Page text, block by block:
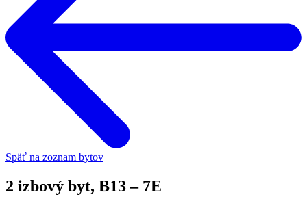
Späť na zoznam bytov
2 izbový byt, B13 – 7E